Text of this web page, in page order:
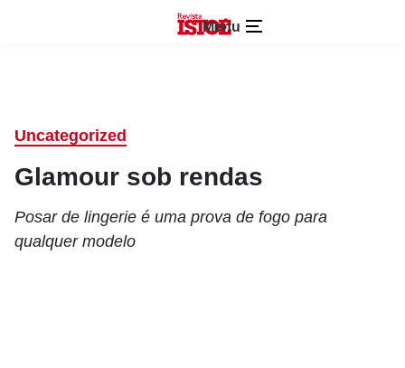
Menu
Uncategorized
Glamour sob rendas
Posar de lingerie é uma prova de fogo para
qualquer modelo